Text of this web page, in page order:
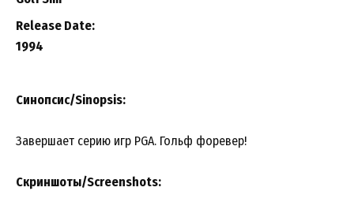
Release Date:
1994
Синопсис/Sinopsis:
Завершает серию игр PGA. Гольф форевер!
Скриншоты/Screenshots: